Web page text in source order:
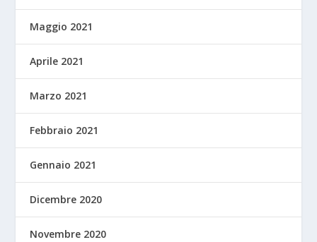
Maggio 2021
Aprile 2021
Marzo 2021
Febbraio 2021
Gennaio 2021
Dicembre 2020
Novembre 2020